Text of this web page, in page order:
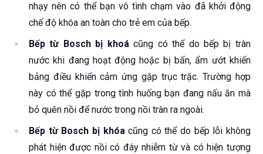
nhạy nên có thể bạn vô tình chạm vào đã khởi động
chế độ khóa an toàn cho trẻ em của bếp.
Bếp từ Bosch bị khoácũng có thể do bếp bị tràn
nước khi đang hoạt động hoặc bị bẩn, ẩm ướt khiến
bảng điều khiển cảm ứng gặp trục trặc. Trường hợp
này có thể gặp trong tình huống bạn đang nấu ăn mà
bỏ quên nồi để nước trong nồi tràn ra ngoài.
Bếp từ Bosch bị khóacũng có thể do bếp lỗi không
phát hiện được nồi có đáy nhiễm từ và có hiện tượng